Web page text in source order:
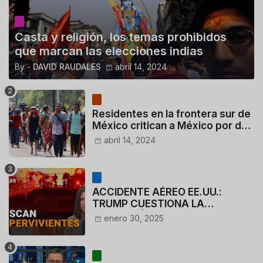
Casta y religión, los temas prohibidos
que marcan las elecciones indias
By - DAVID RAUDALES abril 14, 2024
Residentes en la frontera sur de
México critican a México por dar
110 dólares a migrantes
deportados
abril 14, 2024
ACCIDENTE AÉREO EE.UU.:
TRUMP CUESTIONA LA
ACTUACIÓN DE LOS
CONTROLADORES y PILOTO del
enero 30, 2025